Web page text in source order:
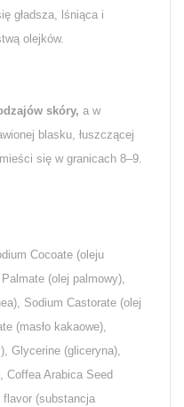
gładsza, lśniąca i
olejków.
skóry, a w
blasku, łuszczącej
się w granicach 8–9.
Cocoate (oleju
(olej palmowy),
Sodium Castorate (olej
(masło kakaowe),
Glycerine (gliceryna),
Coffea Arabica Seed
flavor (substancja